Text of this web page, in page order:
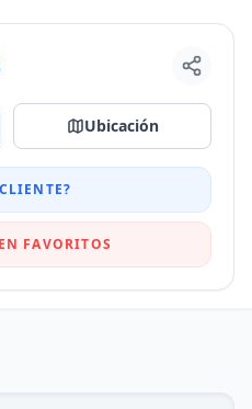
Ubicación
FAVORITOS